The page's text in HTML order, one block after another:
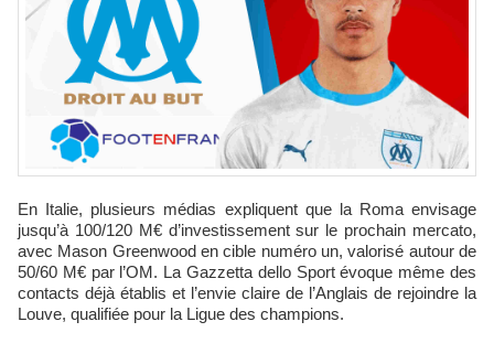
En Italie, plusieurs médias expliquent que la Roma envisage
jusqu’à 100/120 M€ d’investissement sur le prochain mercato,
avec Mason Greenwood en cible numéro un, valorisé autour de
50/60 M€ par l’OM. La Gazzetta dello Sport évoque même des
contacts déjà établis et l’envie claire de l’Anglais de rejoindre la
Louve, qualifiée pour la Ligue des champions.